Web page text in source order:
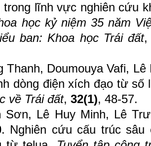
trong lĩnh vực nghiên cứu
học kỷ niệm 35 năm
ban: Khoa học Trái đất,
Thanh, Doumouya Vafi,
dòng điện xích đạo từ số
về Trái đất, 32(1), 48-57.
Sơn, Lê Huy Minh, Lê
. Nghiên cứu cấu trúc